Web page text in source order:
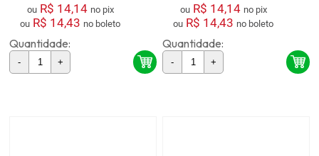
ou R$ 14,14
no pix
ou R$ 14,43 no boleto
Quantidade:
- +
ou R$ 14,14
no pix
ou R$ 14,43 no boleto
Quantidade:
- +